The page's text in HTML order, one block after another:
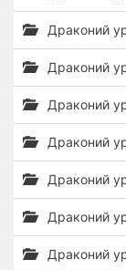
Драконий
Драконий
Драконий
Драконий
Драконий
Драконий
Драконий